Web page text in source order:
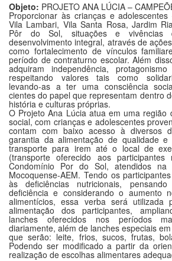
Objeto: PROJETO ANA LÚCIA –
Proporcionar às crianças e
Vila Lambari, Vila Santa Rosa, Jardim
Pôr do Sol, situações e vivências
desenvolvimento integral, através de
como fortalecimento de vínculos
período de contraturno escolar. Além
adquiram independência,
respeitando valores tais como
levando-as a ter uma consciência
cientes do papel que representam dentro
história e culturas próprias.
O Projeto Ana Lúcia atua em uma região
social, com crianças e adolescentes
contam com baixo acesso à diversos
garantia da alimentação de qualidade
transporte para irem até o local de
(transporte oferecido aos
Condomínio Por do Sol, atendidos na
Mocoquense-AEM. Tendo os
às deficiências nutricionais,
deficiência e considerando o aumento
alimentícios, essa verba será utilizada
alimentação dos participantes,
lanches oferecidos nos períodos
diariamente, além de lanches especiais
que serão: leite, frios, sucos, frutas,
Podendo ser modificado a partir da
realização de escolhas alimentares